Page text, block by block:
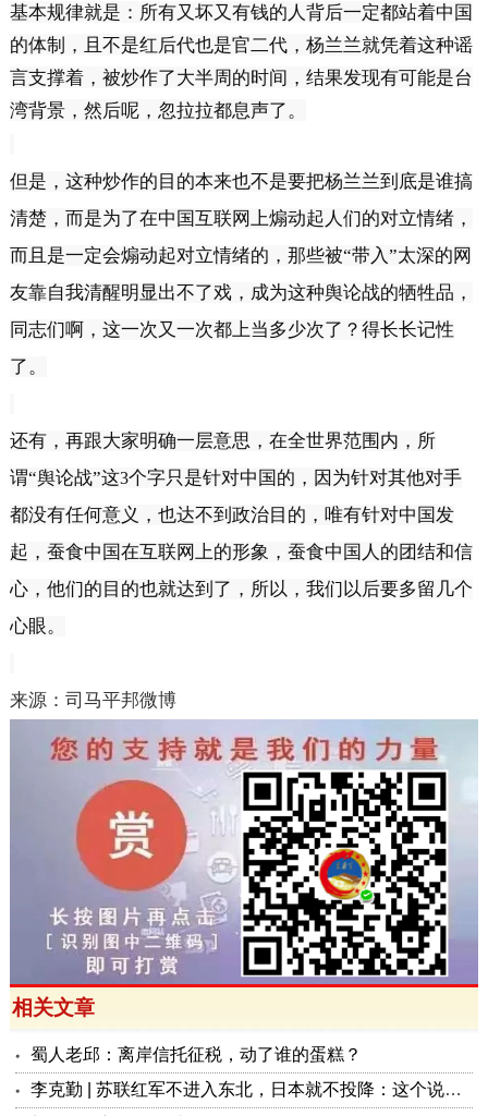
基本规律就是：所有又坏又有钱的人背后一定都站着中国
的体制，且不是红后代也是官二代，杨兰兰就凭着这种谣
言支撑着，被炒作了大半周的时间，结果发现有可能是台
湾背景，然后呢，忽拉拉都息声了。
但是，这种炒作的目的本来也不是要把杨兰兰到底是谁搞
清楚，而是为了在中国互联网上煽动起人们的对立情绪，
而且是一定会煽动起对立情绪的，那些被“带入”太深的网
友靠自我清醒明显出不了戏，成为这种舆论战的牺牲品，
同志们啊，这一次又一次都上当多少次了？得长长记性
了。
还有，再跟大家明确一层意思，在全世界范围内，所
谓“舆论战”这3个字只是针对中国的，因为针对其他对手
都没有任何意义，也达不到政治目的，唯有针对中国发
起，蚕食中国在互联网上的形象，蚕食中国人的团结和信
心，他们的目的也就达到了，所以，我们以后要多留几个
心眼。
来源：司马平邦微博
相关文章
蜀人老邱：离岸信托征税，动了谁的蛋糕？
李克勤 | 苏联红军不进入东北，日本就不投降：这个说法来自哪里？是否说得通？